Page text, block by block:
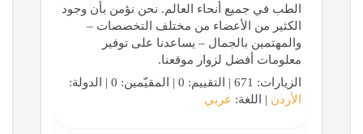
الطب في جميع أنحاء العالم. نحن نؤمن بأن وجود
الكثير من الأعضاء من مختلف التخصصات –
والمهتمين بالجمال – يساعدنا على توفير
معلومات أفضل لزوار موقعنا.
الزيارات: 671 | التقييم: 0 | المقيّمين: 0 | الدولة:
الأردن | اللغة: عربي